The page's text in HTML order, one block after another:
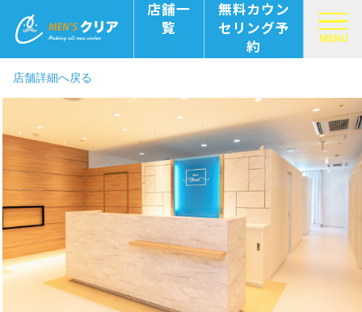
店舗一
覧
無料カウン
セリング予
約
MENU
店舗詳細へ戻る